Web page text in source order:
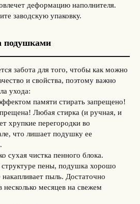
деформацию наполнителя.
заводскую упаковку.
подушками
забота для того, чтобы как можно
и свойства, поэтому важно
ухода:
памяти стирать запрещено!
Любая стирка (и ручная, и
хрупкие перегородки во
что лишает подушку ее
сухая чистка пенного блока.
структуре пены, подушка хорошо
накапливает пыль. Достаточно
несколько месяцев на свежем